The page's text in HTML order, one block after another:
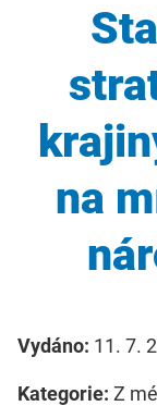
na
Vydáno: 11. 7.
Kategorie: Z